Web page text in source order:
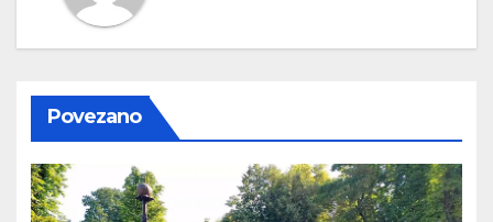
Povezano